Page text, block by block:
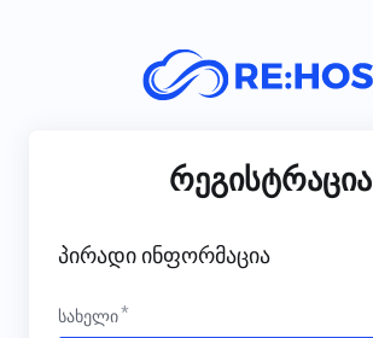
რეგისტრაცია
პირადი ინფორმაცია
სახელი